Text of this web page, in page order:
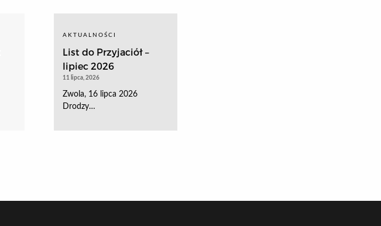
AKTUALNOŚCI
List do Przyjaciół –
lipiec 2026
11 lipca, 2026
Zwola, 16 lipca 2026
Drodzy…